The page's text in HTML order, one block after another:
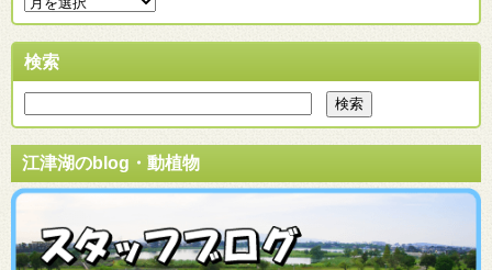
検索
江津湖のblog・動植物